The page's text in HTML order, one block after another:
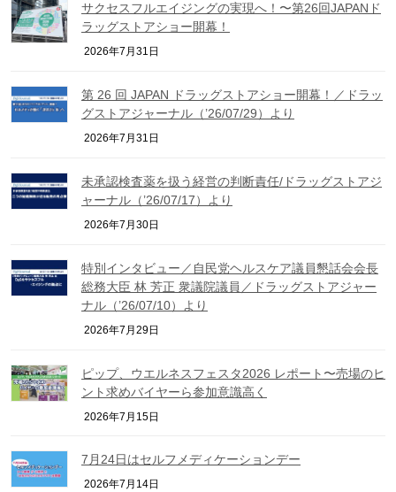
サクセスフルエイジングの実現へ！〜第26回JAPANド
ラッグストアショー開幕！
2026年7月31日
第 26 回 JAPAN ドラッグストアショー開幕！／ドラッ
グストアジャーナル（’26/07/29）より
2026年7月31日
未承認検査薬を扱う経営の判断責任/ドラッグストアジ
ャーナル（’26/07/17）より
2026年7月30日
特別インタビュー／自民党ヘルスケア議員懇話会会長
総務大臣 林 芳正 衆議院議員／ドラッグストアジャー
ナル（’26/07/10）より
2026年7月29日
ピップ、ウエルネスフェスタ2026 レポート〜売場のヒ
ント求めバイヤーら参加意識高く
2026年7月15日
7月24日はセルフメディケーションデー
2026年7月14日